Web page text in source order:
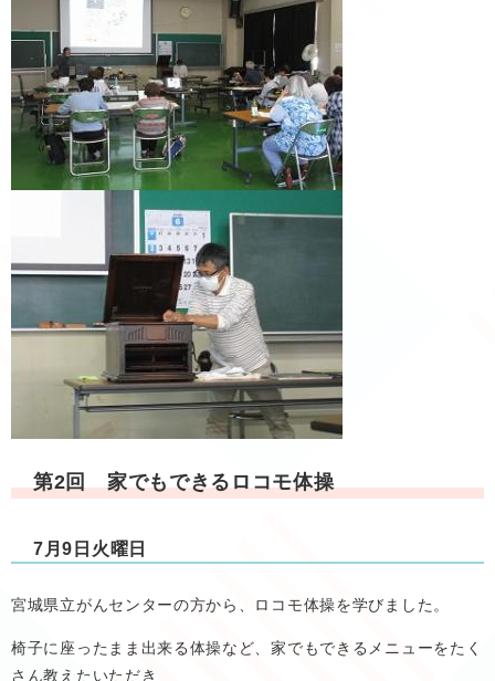
第2回 家でもできるロコモ体操
7月9日火曜日
宮城県立がんセンターの方から、ロコモ体操を学びました。
椅子に座ったまま出来る体操など、家でもできるメニューをたく
さん教えたいただき